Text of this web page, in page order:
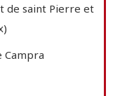
de saint Pierre et
Campra